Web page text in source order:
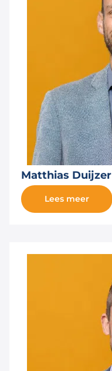
Matthias Duijzer
Lees meer